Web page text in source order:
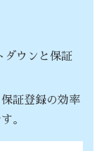
ウンと保証
証登録の効率
。